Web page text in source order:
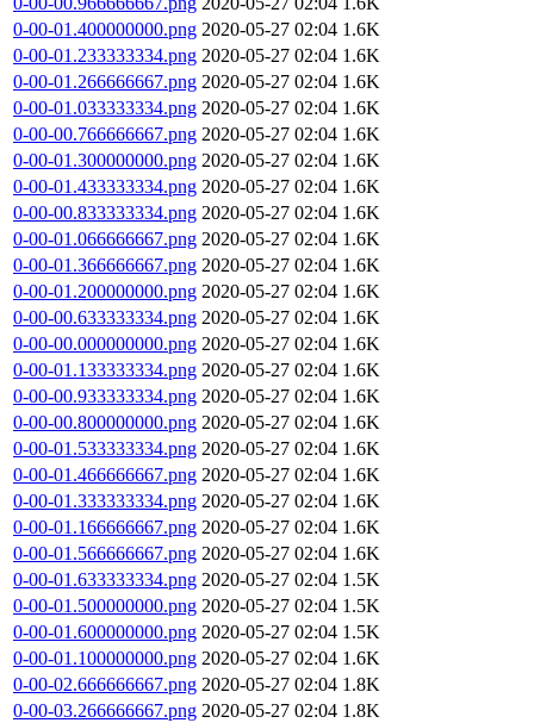
0-00-01.400000000.png 2020-05-27 02:04 1.6K
0-00-01.233333334.png 2020-05-27 02:04 1.6K
0-00-01.266666667.png 2020-05-27 02:04 1.6K
0-00-01.033333334.png 2020-05-27 02:04 1.6K
0-00-00.766666667.png 2020-05-27 02:04 1.6K
0-00-01.300000000.png 2020-05-27 02:04 1.6K
0-00-01.433333334.png 2020-05-27 02:04 1.6K
0-00-00.833333334.png 2020-05-27 02:04 1.6K
0-00-01.066666667.png 2020-05-27 02:04 1.6K
0-00-01.366666667.png 2020-05-27 02:04 1.6K
0-00-01.200000000.png 2020-05-27 02:04 1.6K
0-00-00.633333334.png 2020-05-27 02:04 1.6K
0-00-00.000000000.png 2020-05-27 02:04 1.6K
0-00-01.133333334.png 2020-05-27 02:04 1.6K
0-00-00.933333334.png 2020-05-27 02:04 1.6K
0-00-00.800000000.png 2020-05-27 02:04 1.6K
0-00-01.533333334.png 2020-05-27 02:04 1.6K
0-00-01.466666667.png 2020-05-27 02:04 1.6K
0-00-01.333333334.png 2020-05-27 02:04 1.6K
0-00-01.166666667.png 2020-05-27 02:04 1.6K
0-00-01.566666667.png 2020-05-27 02:04 1.6K
0-00-01.633333334.png 2020-05-27 02:04 1.5K
0-00-01.500000000.png 2020-05-27 02:04 1.5K
0-00-01.600000000.png 2020-05-27 02:04 1.5K
0-00-01.100000000.png 2020-05-27 02:04 1.6K
0-00-02.666666667.png 2020-05-27 02:04 1.8K
0-00-03.266666667.png 2020-05-27 02:04 1.8K